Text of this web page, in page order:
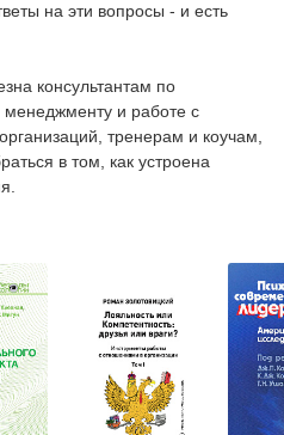
на эти вопросы - и есть
консультантам по
и работе с
тренерам и коучам,
в том, как устроена